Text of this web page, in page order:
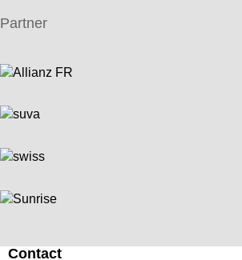
Partner
Contact